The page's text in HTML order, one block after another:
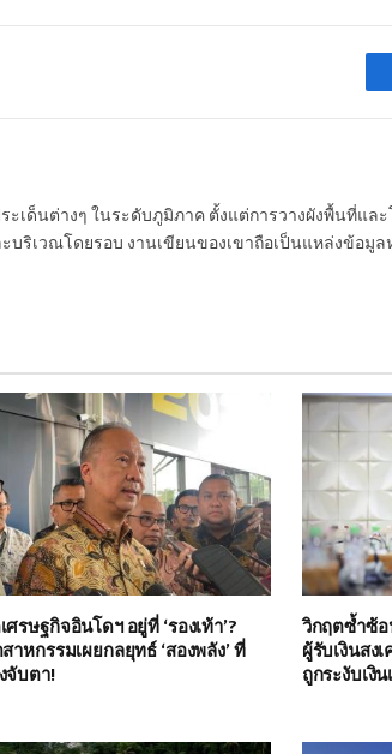
ะเด็นต่างๆ ในระดับภูมิภาค ตั้งแต่การวางผังพื้นที่แล
บริเวณโดยรอบ งานเขียนของเขาถือเป็นแหล่งข้อมู
รษฐกิจอินโดฯ อยู่ที่ ‘รองเท้า’?
าหกรรมเผยกลยุทธ์ ‘สองพลัง’ ที่
จับตา!
วิกฤตซ้ำซ้อ
ผู้รับเงินสง
ถูกระงับเงิ